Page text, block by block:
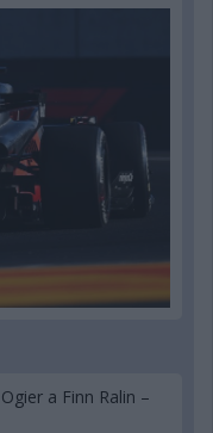
a Finn Ralin –